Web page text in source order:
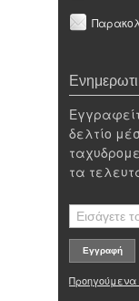
δελτίο
τα
Προηγούμενα